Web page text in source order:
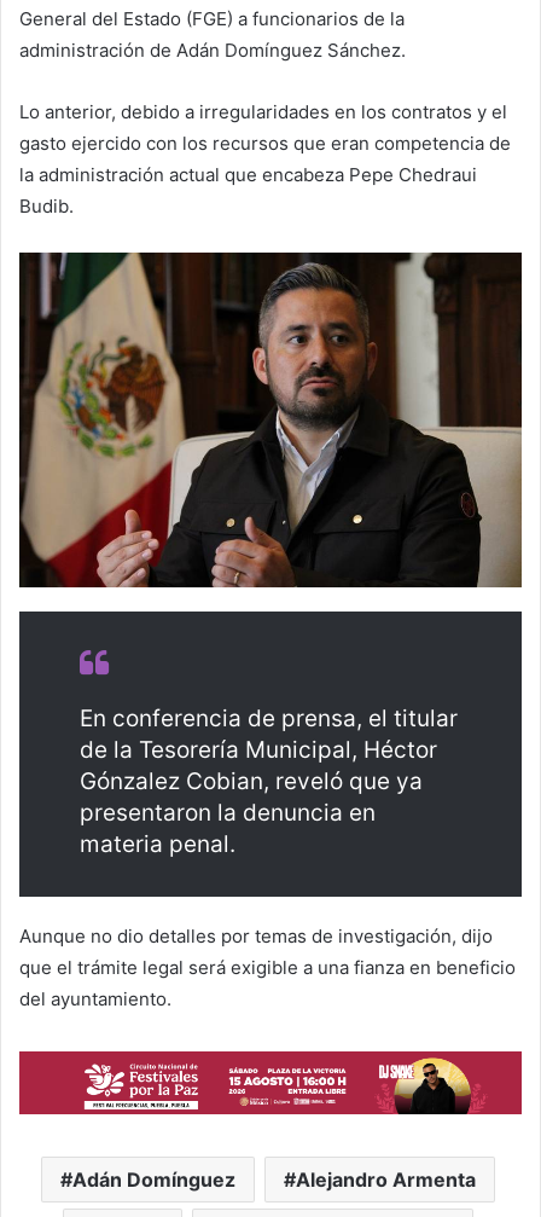
General del Estado (FGE) a funcionarios de la
administración de Adán Domínguez Sánchez.
Lo anterior, debido a irregularidades en los contratos y el
gasto ejercido con los recursos que eran competencia de
la administración actual que encabeza Pepe Chedraui
Budib.
En conferencia de prensa, el titular
de la Tesorería Municipal, Héctor
Gónzalez Cobian, reveló que ya
presentaron la denuncia en
materia penal.
Aunque no dio detalles por temas de investigación, dijo
que el trámite legal será exigible a una fianza en beneficio
del ayuntamiento.
Adán Domínguez Alejandro Armenta